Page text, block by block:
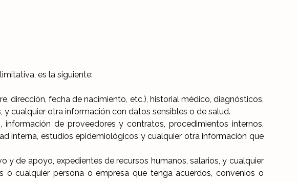
es la siguiente:
dirección, fecha de nacimiento, etc.), historial médico, diagnósticos,
cualquier otra información con datos sensibles o de salud.
de proveedores y contratos, procedimientos internos,
interna, estudios epidemiológicos y cualquier otra información que
de apoyo, expedientes de recursos humanos, salarios, y cualquier
cualquier persona o empresa que tenga acuerdos, convenios o